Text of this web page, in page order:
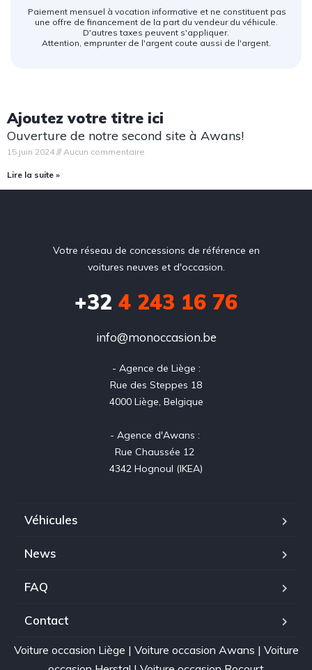
Paiement mensuel à vocation informative et ne constituent pas
une offre de financement de la part du vendeur du véhicule.
D'autres taxes peuvent s'appliquer.
Attention, emprunter de l'argent coute aussi de l'argent.
Ajoutez votre titre ici
Ouverture de notre second site à Awans!
15 juin 2024 Aucun commentaire
Lire la suite »
Votre réseau de concessions de référence en
voitures neuves et d'occasion.
+32 4 243 16 76
info@monoccasion.be
- Agence de Liège :
Rue des Steppes 18
4000 Liège, Belgique
- Agence d'Awans :
Rue Chaussée 12
4342 Hognoul (IKEA)
Véhicules
News
FAQ
Contact
Voiture occasion Liège | Voiture occasion Awans | Voiture